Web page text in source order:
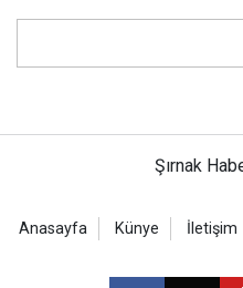
Şırnak
Anasayfa Künye İletişim